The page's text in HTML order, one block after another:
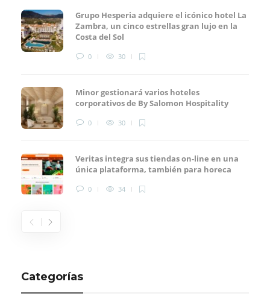
Grupo Hesperia adquiere el icónico hotel La
Zambra, un cinco estrellas gran lujo en la
Costa del Sol
0 30
Minor gestionará varios hoteles
corporativos de By Salomon Hospitality
0 30
Veritas integra sus tiendas on-line en una
única plataforma, también para horeca
0 34
Categorías